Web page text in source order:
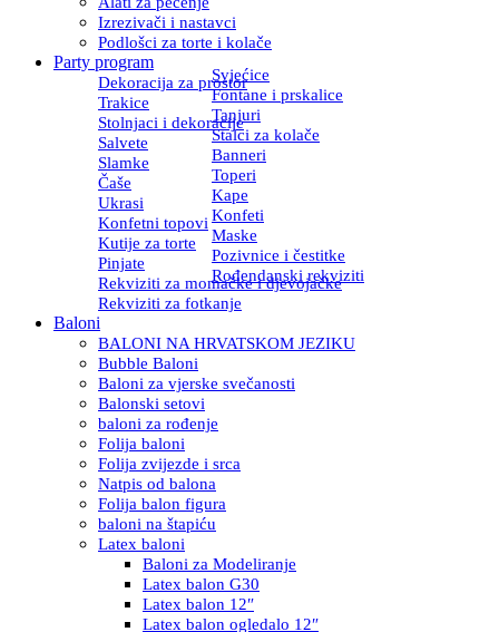
Izrezivači i nastavci
Podlošci za torte i kolače
Party program
Dekoracija za prostor
Svjećice
Trakice
Fontane i prskalice
Stolnjaci i dekoracije
Tanjuri
Salvete
Stalci za kolače
Slamke
Banneri
Čaše
Toperi
Ukrasi
Kape
Konfetni topovi Konfeti
Kutije za torte
Maske
Pinjate
Pozivnice i čestitke
Rekviziti za momačke i djevojačke
Rođendanski rekviziti
Rekviziti za fotkanje
Baloni
BALONI NA HRVATSKOM JEZIKU
Bubble Baloni
Baloni za vjerske svečanosti
Balonski setovi
baloni za rođenje
Folija baloni
Folija zvijezde i srca
Natpis od balona
Folija balon figura
baloni na štapiću
Latex baloni
Baloni za Modeliranje
Latex balon G30
Latex balon 12″
Latex balon ogledalo 12″